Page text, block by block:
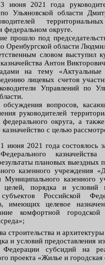
3 июня 2021 года
по Ульяновской области
федеральном округе.
прошло под
Оренбургской области
словом выступил
Антон
на тему
лицевых счетов
Управлений по
вопросов,
руководителей
федерального округа, а
с целью
1 июня 2021 года состоялось
Федерального
плановых выездных
казенного учреждения
Муниципального казенного
целей, порядка и условий
Российской
имеющих целевое
комфортной
строительства и
и условий предоставления
Федерации субсидий на
проекта «Жилье и городская